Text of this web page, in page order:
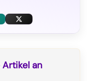
X
T
an